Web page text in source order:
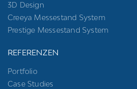
3D Design
Creeya Messestand System
Prestige Messestand System
REFERENZEN
Portfolio
Case Studies